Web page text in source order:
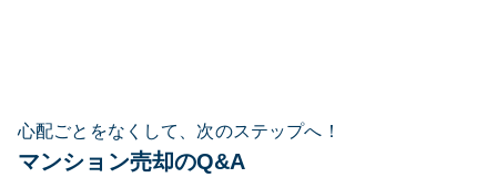
心配ごとをなくして、次のステップへ！
マンション売却のQ&A